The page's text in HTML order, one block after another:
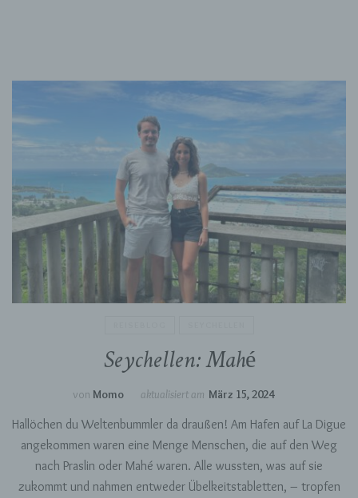
Seychellen: Mahé
von Momo aktualisiert am März 15, 2024
Hallöchen du Weltenbummler da draußen! Am Hafen auf La Digue
angekommen waren eine Menge Menschen, die auf den Weg
nach Praslin oder Mahé waren. Alle wussten, was auf sie
zukommt und nahmen entweder Übelkeitstabletten, – tropfen